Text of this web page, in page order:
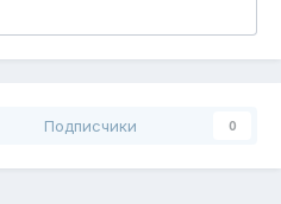
Подписчики 0